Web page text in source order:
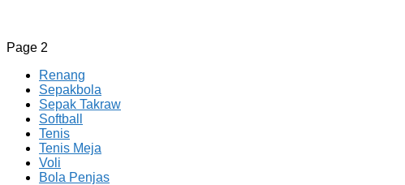
CV JAYA BERSAMA Co Id
Menyediakan Semua Perlengkapan Olahraga Yang Lengkap,
Page 2
Renang
Sepakbola
Sepak Takraw
Softball
Tenis
Tenis Meja
Voli
Bola Penjas